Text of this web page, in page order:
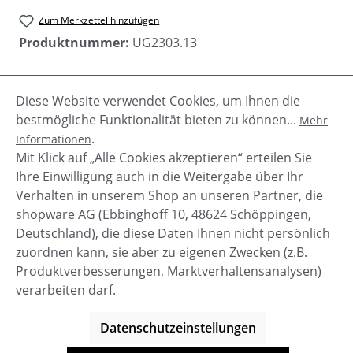
Zum Merkzettel hinzufügen
Produktnummer: UG2303.13
Beschreibung
Mahalia von Ugg ist eine ultra bequeme Pantolette
mit Textil Frottee Riemen.Das Fußbett ist
ergonomisch geformt und im ganze… Mehr
Service-Hotline
Informationen
Diese Website verwendet Cookies, um Ihnen die
bestmögliche Funktionalität bieten zu können... Mehr
Informationen.
Mit Klick auf „Alle Cookies akzeptieren“ erteilen Sie
Ihre Einwilligung auch in die Weitergabe über Ihr
Verhalten in unserem Shop an unseren Partner, die
shopware AG (Ebbinghoff 10, 48624 Schöppingen,
Deutschland), die diese Daten Ihnen nicht persönlich
zuordnen kann, sie aber zu eigenen Zwecken (z.B.
Produktverbesserungen, Marktverhaltensanalysen)
verarbeiten darf.
Datenschutzeinstellungen